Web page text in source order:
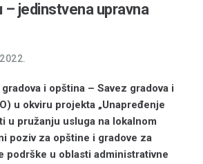
– jedinstvena upravna
i opština – Savez gradova i
u okviru projekta „Unapređenje
u pružanju usluga na lokalnom
poziv za opštine i gradove za
podrške u oblasti administrativne